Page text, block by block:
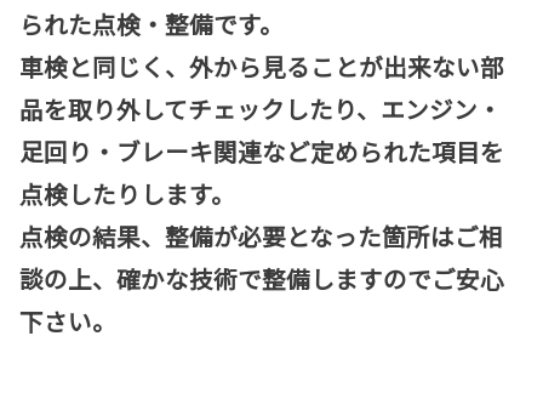
られた点検・整備です。
車検と同じく、外から見ることが出来ない部
品を取り外してチェックしたり、エンジン・
足回り・ブレーキ関連など定められた項目を
点検したりします。
点検の結果、整備が必要となった箇所はご相
談の上、確かな技術で整備しますのでご安心
下さい。